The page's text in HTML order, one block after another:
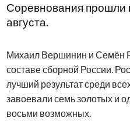
Соревнования прошли
августа.
Михаил Вершинин и Семён
составе сборной России.
лучший результат среди
завоевали семь золотых и
восьми возможных.